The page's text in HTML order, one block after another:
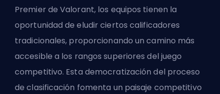
Premier de Valorant, los equipos tienen la
oportunidad de eludir ciertos calificadores
tradicionales, proporcionando un camino más
accesible a los rangos superiores del juego
competitivo. Esta democratización del proceso
de clasificación fomenta un paisaje competitivo